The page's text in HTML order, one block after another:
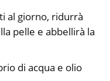
al giorno, ridurrà
pelle e abbellirà la
di acqua e olio